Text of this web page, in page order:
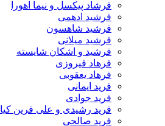
فرشاد پیکسل و نیما اهورا
فرشید ادهمی
فرشید شاهسون
فرشید میلانی
فرشید و اشکان شایسته
فرهاد فیروزی
فرهاد یعقوبی
فرید ایمانی
فرید جوادی
فرید رشیدی و علی فرین کیا
فرید صالحی